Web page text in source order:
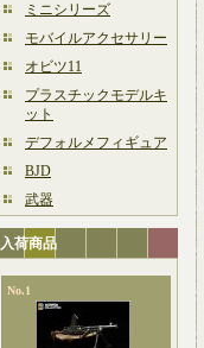
ミニシリーズ
モバイルアクセサリー
オビツ11
プラスチックモデルキ
ット
デフォルメフィギュア
BJD
武器
入荷商品
No.1